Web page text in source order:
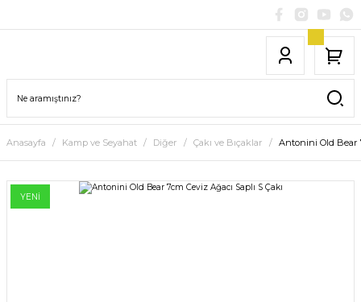
Anasayfa Kamp ve Seyahat Diğer Çakı ve Bıçaklar Antonini Old Bear
YENİ